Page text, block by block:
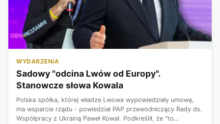
WYDARZENIA
Sadowy "odcina Lwów od Europy".
Stanowcze słowa Kowala
Polska spółka, której władze Lwowa wypowiedziały umowę,
ma wsparcie rządu - powiedział PAP przewodniczący Rady ds.
Współpracy z Ukrainą Paweł Kowal. Podkreślił, że "to